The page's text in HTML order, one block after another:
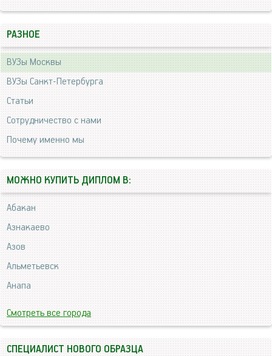
РАЗНОЕ
ВУЗы Москвы
ВУЗы Санкт-Петербурга
Статьи
Сотрудничество с нами
Почему именно мы
МОЖНО КУПИТЬ ДИПЛОМ В:
Абакан
Азнакаево
Азов
Альметьевск
Анапа
Смотреть все города
СПЕЦИАЛИСТ НОВОГО ОБРАЗЦА